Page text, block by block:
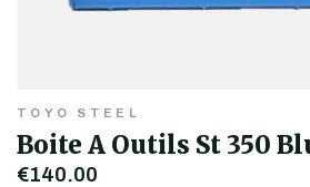
TOYO STEEL
Boite A Outils St 350
€140,00